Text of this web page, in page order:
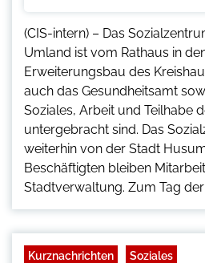
(CIS-intern) – Das
Umland ist vom Rathaus in
Erweiterungsbau des
auch das Gesundheitsamt
Soziales, Arbeit und Teilhabe
untergebracht sind. Das
weiterhin von der Stadt
Beschäftigten bleiben
Stadtverwaltung. Zum Tag der
Kurznachrichten Soziales